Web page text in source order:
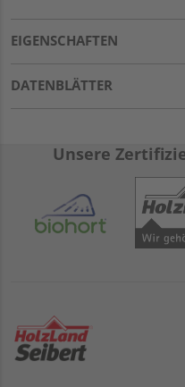
EIGENSCHAFTEN
DATENBLÄTTER
Unsere